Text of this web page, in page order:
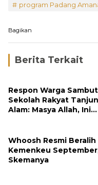
program Padang
Bagikan
Berita Terkait
Respon Warga Sambut
Sekolah Rakyat
Alam: Masya Allah, Ini
Whoosh Resmi Beralih
Kemenkeu
Skemanya